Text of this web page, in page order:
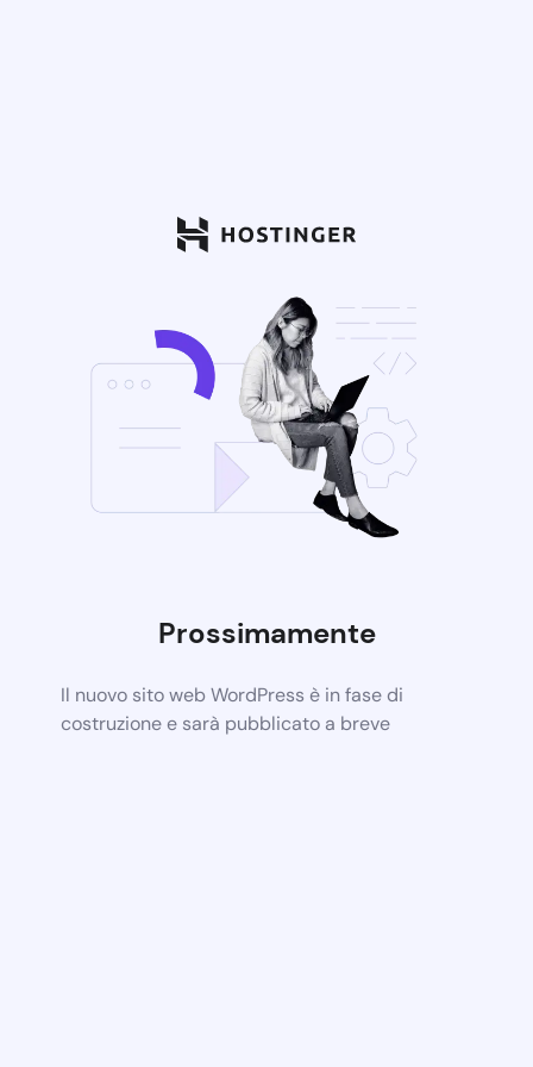
Prossimamente
Il nuovo sito web WordPress è in fase di
costruzione e sarà pubblicato a breve